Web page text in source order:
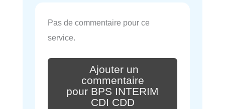
Pas de commentaire pour ce
service.
Ajouter un
commentaire
pour BPS INTERIM
CDI CDD